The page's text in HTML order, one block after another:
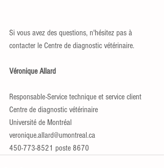
Si vous avez des questions, n'hésitez pas à
contacter le Centre de diagnostic vétérinaire.
Véronique Allard
Responsable-Service technique et service client
Centre de diagnostic vétérinaire
Université de Montréal
veronique.allard@umontreal.ca
450-773-8521 poste 8670